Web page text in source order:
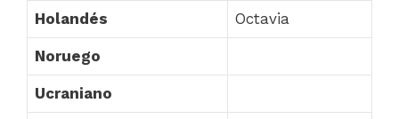
Holandés Octavia
Noruego
Ucraniano